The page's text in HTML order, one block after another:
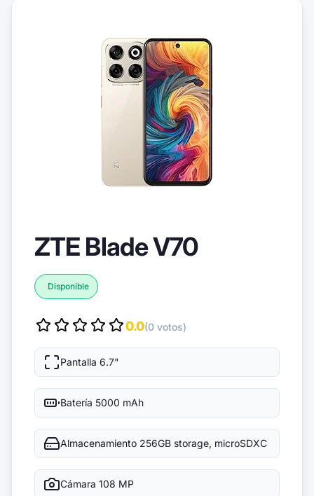
ZTE Blade V70
Disponible
0.0(0 votos)
Pantalla 6.7"
Batería 5000 mAh
Almacenamiento 256GB storage, microSDXC
Cámara 108 MP